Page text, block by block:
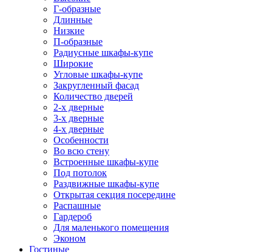
Г-образные
Длинные
Низкие
П-образные
Радиусные шкафы-купе
Широкие
Угловые шкафы-купе
Закругленный фасад
Количество дверей
2-х дверные
3-х дверные
4-х дверные
Особенности
Во всю стену
Встроенные шкафы-купе
Под потолок
Раздвижные шкафы-купе
Открытая секция посередине
Распашные
Гардероб
Для маленького помещения
Эконом
Гостиные